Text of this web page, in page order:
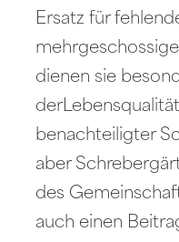
Ersatz für
dienen sie
benachteiligter
aber
des
auch einen